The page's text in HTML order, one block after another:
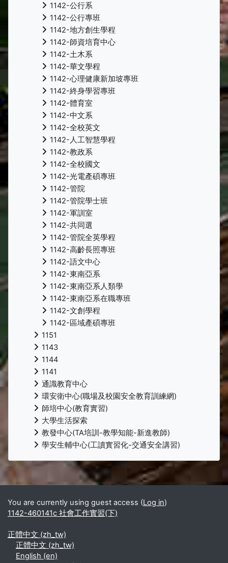
1142-公行系
1142-公行專班
1142-地方創生學程
1142-師資培育中心
1142-土木系
1142-華文學程
1142-心理健康新加坡專班
1142-終身學習專班
1142-體育室
1142-中文系
1142-全校英文
1142-人工智慧學程
1142-教政系
1142-全校國文
1142-光電產碩專班
1142-管院
1142-管院學士班
1142-軍訓室
1142-共同選
1142-管院全英學程
1142-高齡長照專班
1142-語文中心
1142-東南亞系
1142-東南亞系人類學
1142-東南亞系在職專班
1142-文創學程
1142-區域產碩專班
1151
1143
1144
1141
通識教育中心
環安衛中心(職場及校園安全教育訓練網)
師培中心(教育實習)
大學生活探索
教發中心(TA培訓-教學知能-新進教師)
學安生輔中心(工讀實習化-交通安全講習)
Supplementary blocks
You are currently using guest access (Log in)
1142-460141c 社會工作實習(下)
正體中文 ‎(zh_tw)‎
正體中文 ‎(zh_tw)‎
English ‎(en)‎